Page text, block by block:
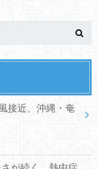
接近、沖縄・奄
が続く、熱中症